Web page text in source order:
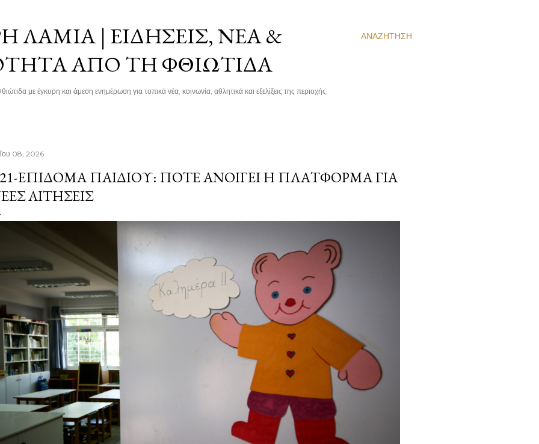
ΑΝΑΖΉΤΗΣΗ
ΛΑΜΊΑ | ΕΙΔΉΣΕΙΣ, ΝΈΑ &
ΑΠΌ ΤΗ ΦΘΙΏΤΙΔΑ
με έγκυρη και άμεση ενημέρωση για τοπικά νέα, κοινωνία, αθλητικά και εξελίξεις της περιοχής.
08, 2026
ΕΠΊΔΟΜΑ ΠΑΙΔΙΟΎ: ΠΌΤΕ ΑΝΟΊΓΕΙ Η ΠΛΑΤΦΌΡΜΑ ΓΙΑ
ΑΙΤΉΣΕΙΣ